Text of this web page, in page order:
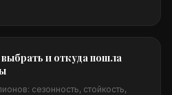
подходят островному климату,
и откуда пошла
сезонность, стойкость,